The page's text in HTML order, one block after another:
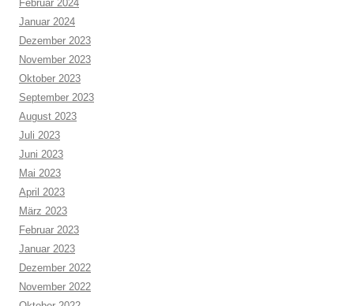
Februar 2024
Januar 2024
Dezember 2023
November 2023
Oktober 2023
September 2023
August 2023
Juli 2023
Juni 2023
Mai 2023
April 2023
März 2023
Februar 2023
Januar 2023
Dezember 2022
November 2022